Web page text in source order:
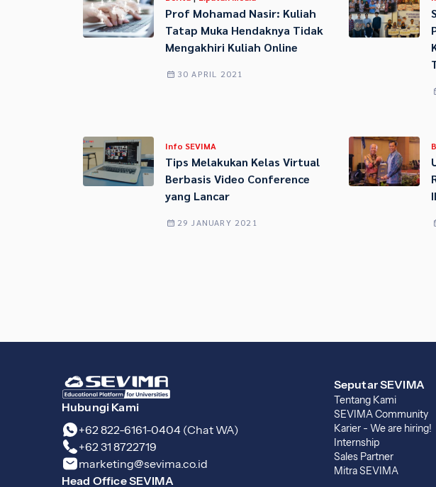
Prof Mohamad Nasir: Kuliah
Tatap Muka Hendaknya Tidak
Mengakhiri Kuliah Online
30 APRIL 2021
Info SEVIMA
Tips Melakukan Kelas Virtual
Berbasis Video Conference
yang Lancar
29 JANUARY 2021
Hubungi Kami
+62 822-6161-0404 (Chat WA)
+62 31 8722719
marketing@sevima.co.id
Head Office SEVIMA
Seputar SEVIMA
Tentang Kami
SEVIMA Community
Karier - We are hiring!
Internship
Sales Partner
Mitra SEVIMA